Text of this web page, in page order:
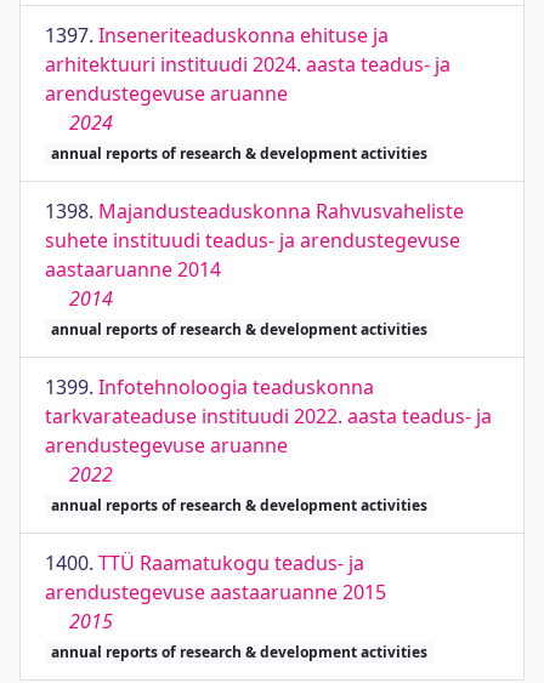
1397. Inseneriteaduskonna ehituse ja
arhitektuuri instituudi 2024. aasta teadus- ja
arendustegevuse aruanne
2024
annual reports of research & development activities
1398. Majandusteaduskonna Rahvusvaheliste
suhete instituudi teadus- ja arendustegevuse
aastaaruanne 2014
2014
annual reports of research & development activities
1399. Infotehnoloogia teaduskonna
tarkvarateaduse instituudi 2022. aasta teadus- ja
arendustegevuse aruanne
2022
annual reports of research & development activities
1400. TTÜ Raamatukogu teadus- ja
arendustegevuse aastaaruanne 2015
2015
annual reports of research & development activities